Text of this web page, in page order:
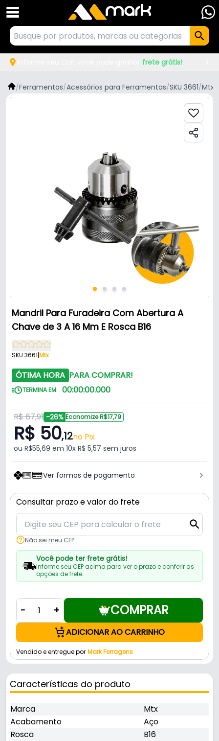
frete grátis!
/Ferramentas/Acessórios para Ferramentas/SKU 3661/Mtx
Mandril Para Furadeira Com Abertura A
Chave de 3 A 16 Mm E Rosca B16
SKU 3661|Mtx
ÓTIMA HORA PARA COMPRAR!
TERMINA EM 00:00:00.000
R$ 67,91 -26% Economize R$17,79
R$ 50,12no Pix
ou R$55,69 em 10x R$ 5,57 sem juros
Ver formas de pagamento
Consultar prazo e valor do frete
Não sei meu CEP
Você pode ter frete grátis!
Informe seu CEP acima para ver o prazo e conferir as
opções de frete.
- + COMPRAR
ADICIONAR AO CARRINHO
Vendido e entregue por Mark Ferragens
Características do produto
Marca
Mtx
Acabamento
Aço
Rosca
B16